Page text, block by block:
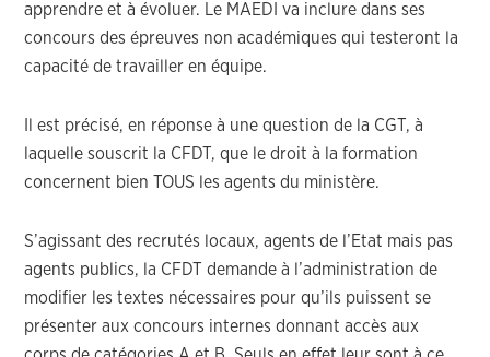
apprendre et à évoluer. Le MAEDI va inclure dans ses
concours des épreuves non académiques qui testeront la
capacité de travailler en équipe.
Il est précisé, en réponse à une question de la CGT, à
laquelle souscrit la CFDT, que le droit à la formation
concernent bien TOUS les agents du ministère.
S’agissant des recrutés locaux, agents de l’Etat mais pas
agents publics, la CFDT demande à l’administration de
modifier les textes nécessaires pour qu’ils puissent se
présenter aux concours internes donnant accès aux